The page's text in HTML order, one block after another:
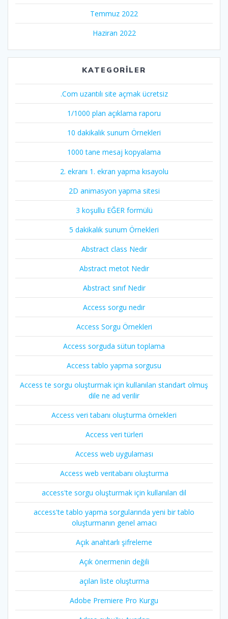
Temmuz 2022
Haziran 2022
KATEGORILER
.Com uzantılı site açmak ücretsiz
1/1000 plan açıklama raporu
10 dakikalık sunum Örnekleri
1000 tane mesaj kopyalama
2. ekranı 1. ekran yapma kısayolu
2D animasyon yapma sitesi
3 koşullu EĞER formülü
5 dakikalık sunum Örnekleri
Abstract class Nedir
Abstract metot Nedir
Abstract sınıf Nedir
Access sorgu nedir
Access Sorgu Örnekleri
Access sorguda sütun toplama
Access tablo yapma sorgusu
Access te sorgu oluşturmak için kullanılan standart olmuş
dile ne ad verilir
Access veri tabanı oluşturma örnekleri
Access veri türleri
Access web uygulaması
Access web veritabanı oluşturma
access'te sorgu oluşturmak için kullanılan dil
access'te tablo yapma sorgularında yeni bir tablo
oluşturmanın genel amacı
Açık anahtarlı şifreleme
Açık önermenin değili
açılan liste oluşturma
Adobe Premiere Pro Kurgu